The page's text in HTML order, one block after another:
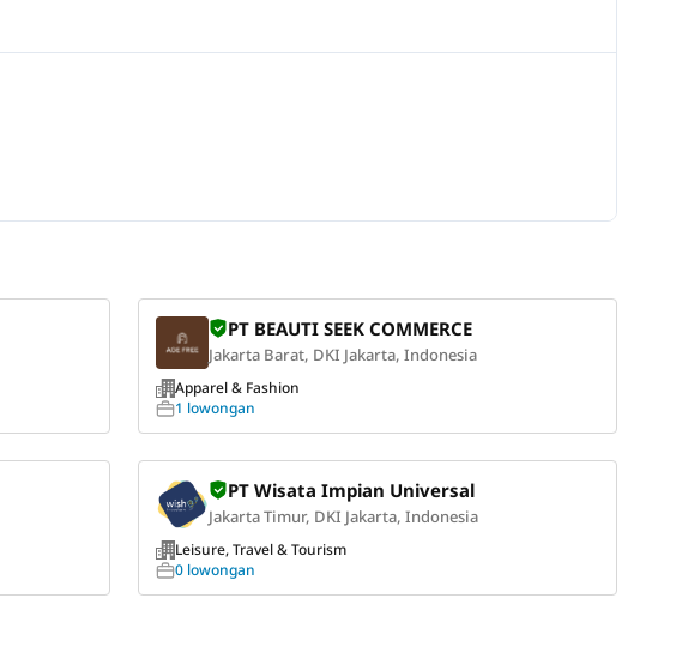
PT BEAUTI SEEK COMMERCE
Jakarta Barat, DKI Jakarta, Indonesia
Apparel & Fashion
1 lowongan
PT Wisata Impian Universal
Jakarta Timur, DKI Jakarta, Indonesia
Leisure, Travel & Tourism
0 lowongan